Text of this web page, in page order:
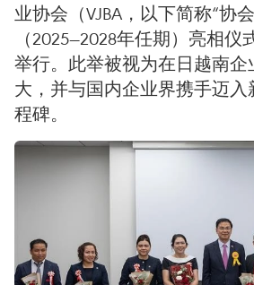
业协会（VJBA，以下简称“协
（2025—2028年任期）亮相
举行。此举被视为在日越南企
大，并与国内企业界携手迈入
程碑。